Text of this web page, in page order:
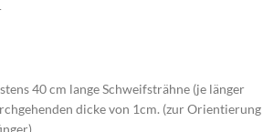
40 cm lange Schweifsträhne (je länger
dicke von 1cm. (zur Orientierung